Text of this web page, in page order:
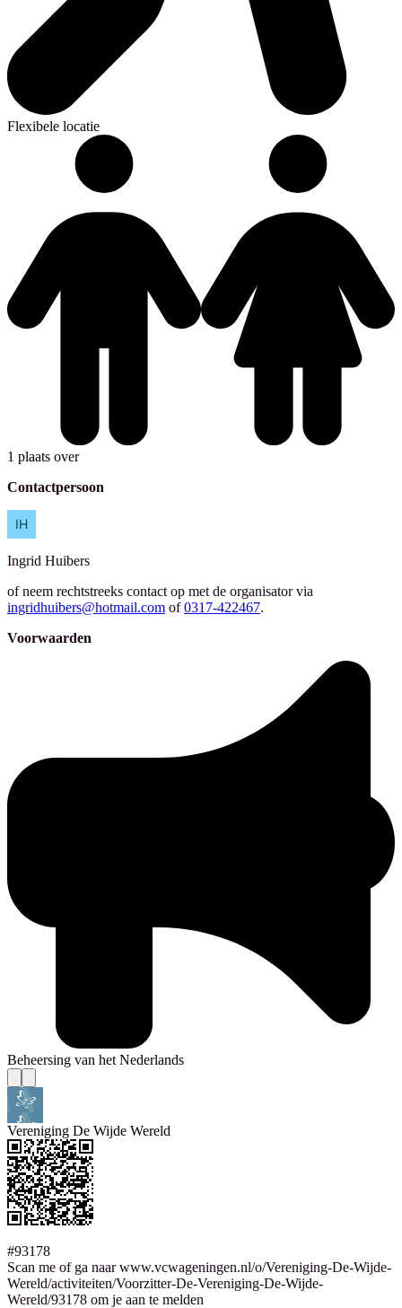
Flexibele locatie
1 plaats over
Contactpersoon
Ingrid Huibers
of neem rechtstreeks contact op met de organisator via
ingridhuibers@hotmail.com of 0317-422467.
Voorwaarden
Beheersing van het Nederlands
Vereniging De Wijde Wereld
#93178
Scan me of ga naar www.vcwageningen.nl/o/Vereniging-De-Wijde-
Wereld/activiteiten/Voorzitter-De-Vereniging-De-Wijde-
Wereld/93178 om je aan te melden